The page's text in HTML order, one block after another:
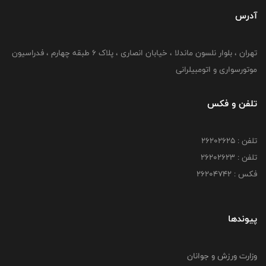
آدرس
تهران ، بلوار نلسون ماندلا ، خیابان انصاری ، پلاک ۶ طبقه چهارم ، فدراسیون
موتورسواری و اتومبیلرانی
تلفن و فکس
تلفن : ۲۶۲۰۲۶۲۵
تلفن : ۲۶۲۰۲۶۲۳
فکس : ۲۶۲۰۴۷۴۲
پیوندها
وزارت ورزش و جوانان